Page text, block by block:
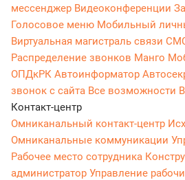
мессенджер Видеоконференции
Голосовое меню Мобильный
Виртуальная магистраль связи
Распределение звонков Манго
ОПДкРК Автоинформатор
звонок с сайта Все возможности
Контакт-центр
Омниканальный контакт-центр
Омниканальные коммуникации
Рабочее место сотрудника
администратор Управление